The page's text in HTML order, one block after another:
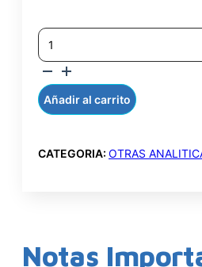
CÁNCER
FAMILIAR
DE
MAMA,
OVARIO
Y
29
GENES
Añadir al carrito
CATEGORIA: OTRAS
Notas